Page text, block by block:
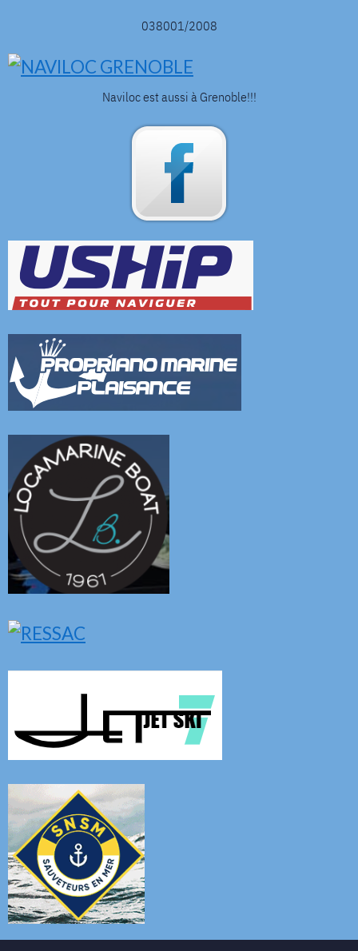
038001/2008
Naviloc est aussi à Grenoble!!!